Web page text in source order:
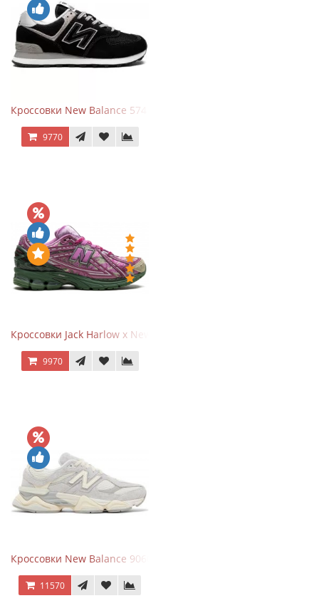
Кроссовки New Balance 574 Evergreen Black
9770
Кроссовки Jack Harlow x New Balance 1906r Kentucky Derby
9970
Кроссовки New Balance 9060 Quartz Grey
11570